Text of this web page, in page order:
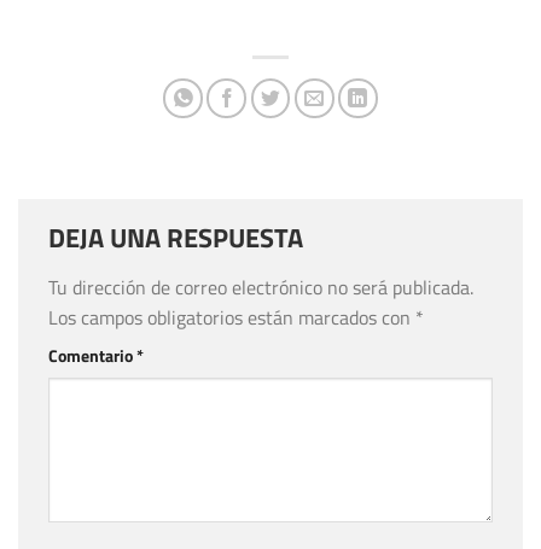
DEJA UNA RESPUESTA
Tu dirección de correo electrónico no será publicada.
Los campos obligatorios están marcados con *
Comentario*